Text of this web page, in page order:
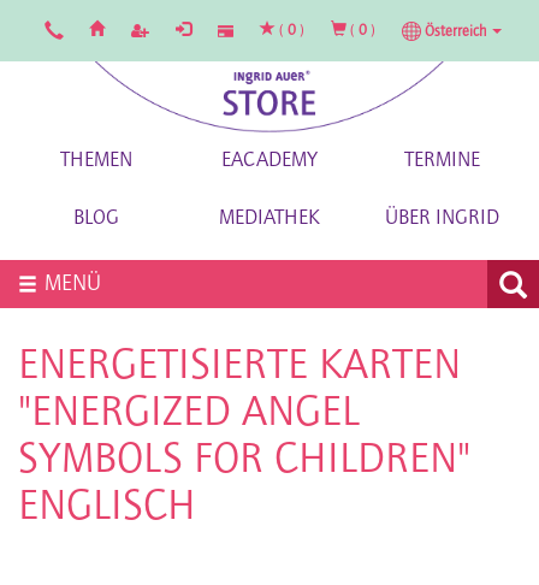
( 0 ) ( 0 ) Österreich
THEMEN EACADEMY TERMINE
BLOG MEDIATHEK ÜBER INGRID
MENÜ
ENERGETISIERTE KARTEN
"ENERGIZED ANGEL
SYMBOLS FOR CHILDREN"
ENGLISCH